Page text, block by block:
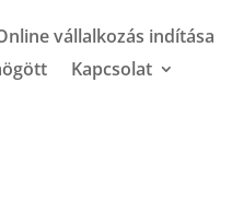
vállalkozás indítása
Kapcsolat